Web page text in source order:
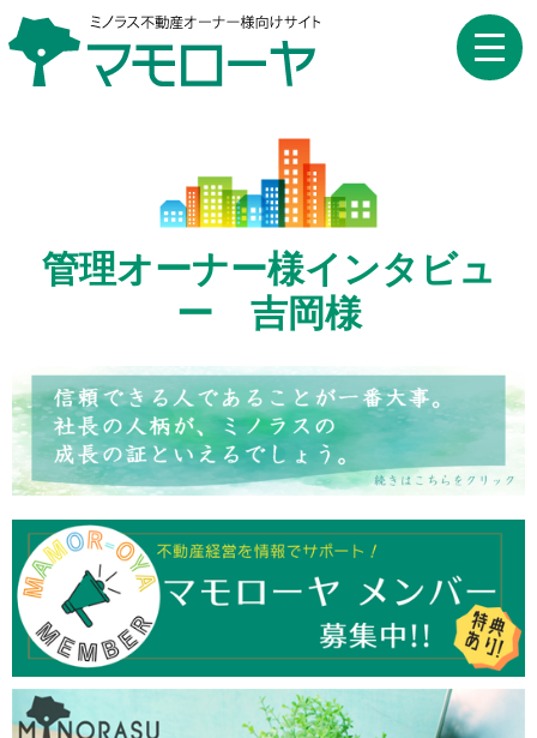
toggle
管理オーナー様インタビュ
ー 吉岡様